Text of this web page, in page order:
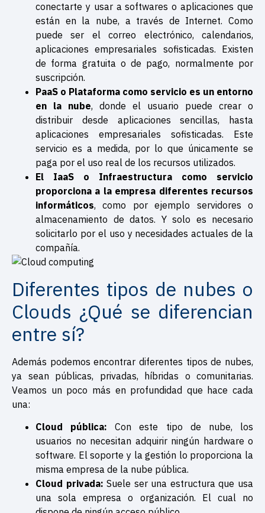
conectarte y usar a softwares o aplicaciones que
están en la nube, a través de Internet. Como
puede ser el correo electrónico, calendarios,
aplicaciones empresariales sofisticadas. Existen
de forma gratuita o de pago, normalmente por
suscripción.
PaaS o Plataforma como servicio es un entorno
en la nube, donde el usuario puede crear o
distribuir desde aplicaciones sencillas, hasta
aplicaciones empresariales sofisticadas. Este
servicio es a medida, por lo que únicamente se
paga por el uso real de los recursos utilizados.
El IaaS o Infraestructura como servicio
proporciona a la empresa diferentes recursos
informáticos, como por ejemplo servidores o
almacenamiento de datos. Y solo es necesario
solicitarlo por el uso y necesidades actuales de la
compañía.
Diferentes tipos de nubes o
Clouds ¿Qué se diferencian
entre sí?
Además podemos encontrar diferentes tipos de nubes,
ya sean públicas, privadas, híbridas o comunitarias.
Veamos un poco más en profundidad que hace cada
una:
Cloud pública: Con este tipo de nube, los
usuarios no necesitan adquirir ningún hardware o
software. El soporte y la gestión lo proporciona la
misma empresa de la nube pública.
Cloud privada: Suele ser una estructura que usa
una sola empresa o organización. El cual no